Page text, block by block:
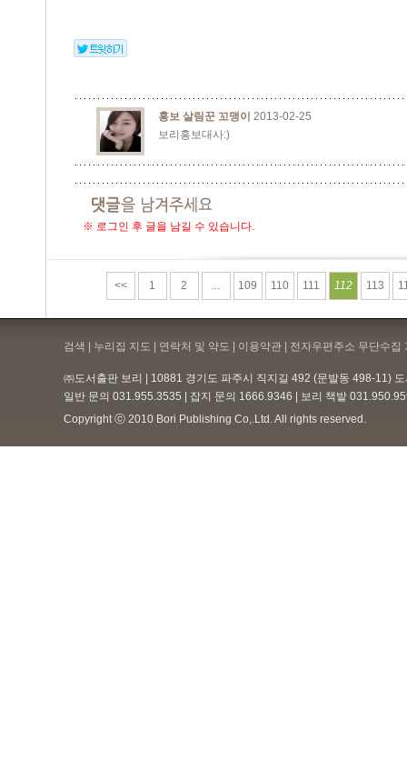
홍보 살림꾼 꼬맹이 2013-02-25
보리홍보대사:)
※ 로그인 후 글을 남길 수 있습니다.
<< 1 2 ... 109 110 111 112 113
검색 | 누리집 지도 | 연락처 및 약도 | 이용약관 | 전자우편주소 무단수집
㈜도서출판 보리 | 10881 경기도 파주시 직지길 492 (문발동 498-11)
일반 문의 031.955.3535 | 잡지 문의 1666.9346 | 보리 책밭
Copyright ⓒ 2010 Bori Publishing Co,.Ltd. All rights reserved.